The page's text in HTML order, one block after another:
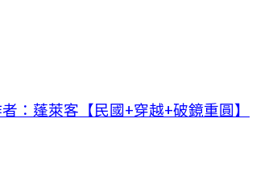
者：蓬萊客【民國+穿越+破鏡重圓】